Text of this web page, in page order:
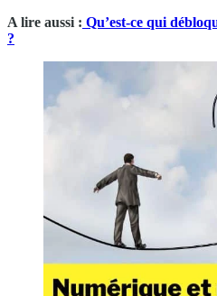
A lire aussi : Qu’est-ce qui
?